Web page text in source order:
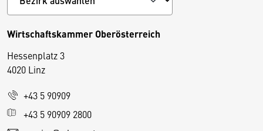
Wirtschaftskammer Oberösterreich
Hessenplatz 3
4020 Linz
+43 5 90909
+43 5 90909 2800
D